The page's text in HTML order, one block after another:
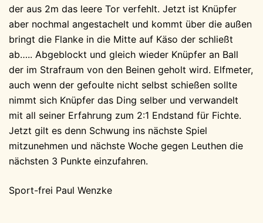
der aus 2m das leere Tor verfehlt. Jetzt ist Knüpfer
aber nochmal angestachelt und kommt über die außen
bringt die Flanke in die Mitte auf Käso der schließt
ab….. Abgeblockt und gleich wieder Knüpfer an Ball
der im Strafraum von den Beinen geholt wird. Elfmeter,
auch wenn der gefoulte nicht selbst schießen sollte
nimmt sich Knüpfer das Ding selber und verwandelt
mit all seiner Erfahrung zum 2:1 Endstand für Fichte.
Jetzt gilt es denn Schwung ins nächste Spiel
mitzunehmen und nächste Woche gegen Leuthen die
nächsten 3 Punkte einzufahren.
Sport-frei Paul Wenzke